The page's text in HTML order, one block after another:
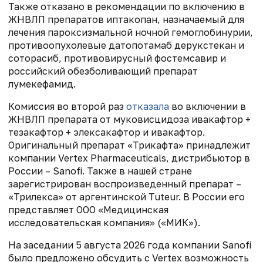
Также отказано в рекомендации по включению в
ЖНВЛП препаратов иптакопан, назначаемый для
лечения пароксизмальной ночной гемоглобинурии,
противоопухолевые датопотамаб дерукстекан и
соторасиб, противовирусный фостемсавир и
российский обезболивающий препарат
лумекефамид.
Комиссия во второй раз отказала во включении в
ЖНВЛП препарата от муковисцидоза ивакафтор +
тезакафтор + элексакафтор и ивакафтор.
Оригинальный препарат «Трикафта» принадлежит
компании Vertex Pharmaceuticals, дистрибьютор в
России – Sanofi. Также в нашей стране
зарегистрирован воспроизведенный препарат –
«Трилекса» от аргентинской Tuteur. В России его
представляет ООО «Медицинская
исследовательская компания» («МИК»).
На заседании 5 августа 2026 года компании Sanofi
было предложено обсудить с Vertex возможность